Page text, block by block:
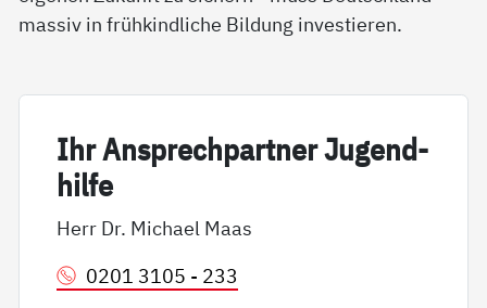
massiv in frühkindliche Bildung investieren.
Ihr An­sp­rech­part­ner Ju­gend­
hil­fe
Herr Dr. Michael Maas
0201 3105 - 233